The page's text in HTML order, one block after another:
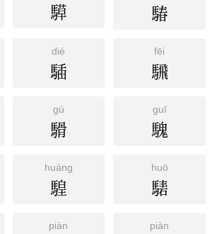
騲 䮞
dié
䮢
fēi
騛
gú
䮩
guī
騩
huáng
騜
huō
騞
piàn piàn